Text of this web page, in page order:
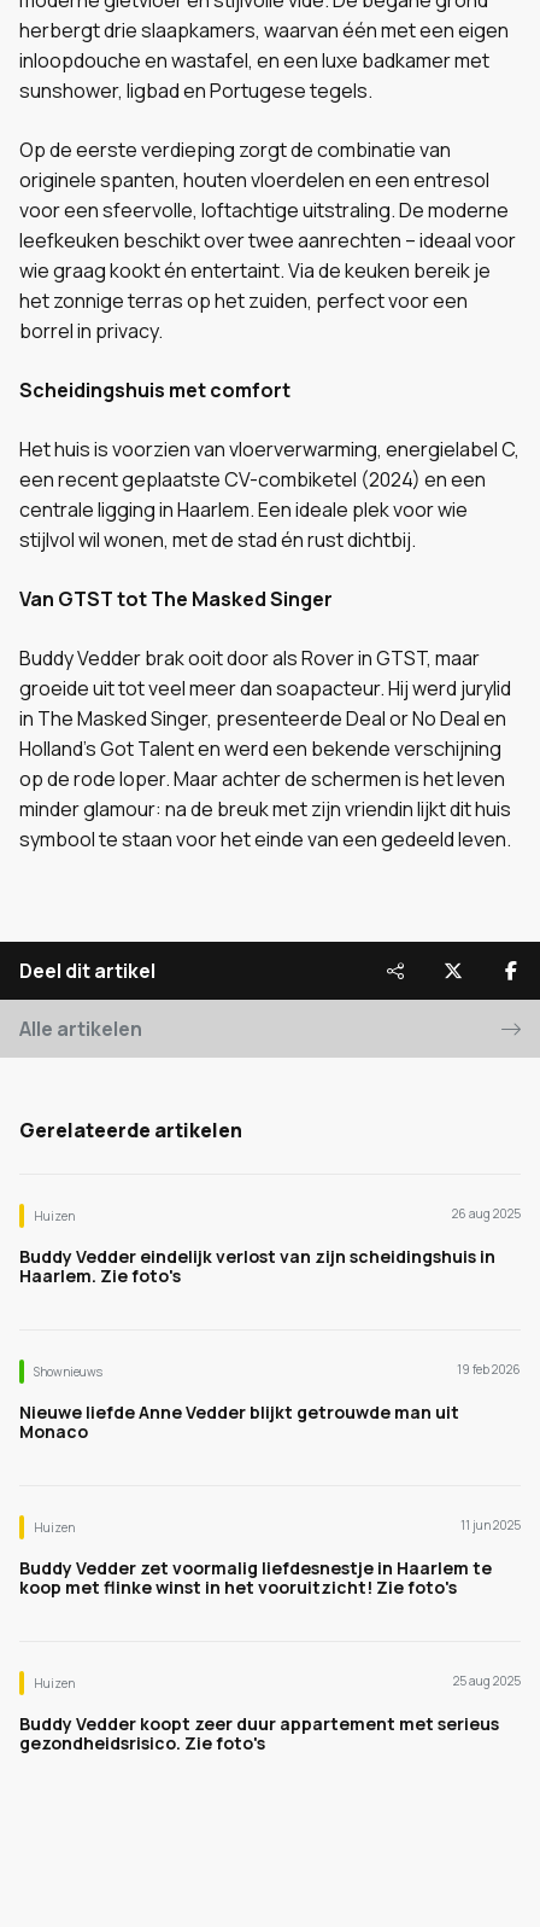
herbergt drie slaapkamers, waarvan één met een eigen
inloopdouche en wastafel, en een luxe badkamer met
sunshower, ligbad en Portugese tegels.
Op de eerste verdieping zorgt de combinatie van
originele spanten, houten vloerdelen en een entresol
voor een sfeervolle, loftachtige uitstraling. De moderne
leefkeuken beschikt over twee aanrechten – ideaal voor
wie graag kookt én entertaint. Via de keuken bereik je
het zonnige terras op het zuiden, perfect voor een
borrel in privacy.
Scheidingshuis met comfort
Het huis is voorzien van vloerverwarming, energielabel C,
een recent geplaatste CV-combiketel (2024) en een
centrale ligging in Haarlem. Een ideale plek voor wie
stijlvol wil wonen, met de stad én rust dichtbij.
Van GTST tot The Masked Singer
Buddy Vedder brak ooit door als Rover in GTST, maar
groeide uit tot veel meer dan soapacteur. Hij werd jurylid
in The Masked Singer, presenteerde Deal or No Deal en
Holland’s Got Talent en werd een bekende verschijning
op de rode loper. Maar achter de schermen is het leven
minder glamour: na de breuk met zijn vriendin lijkt dit huis
symbool te staan voor het einde van een gedeeld leven.
Deel dit artikel
Alle artikelen
Gerelateerde artikelen
Huizen 26 aug 2025
Buddy Vedder eindelijk verlost van zijn scheidingshuis in
Haarlem. Zie foto's
Shownieuws 19 feb 2026
Nieuwe liefde Anne Vedder blijkt getrouwde man uit
Monaco
Huizen 11 jun 2025
Buddy Vedder zet voormalig liefdesnestje in Haarlem te
koop met flinke winst in het vooruitzicht! Zie foto's
Huizen 25 aug 2025
Buddy Vedder koopt zeer duur appartement met serieus
gezondheidsrisico. Zie foto's